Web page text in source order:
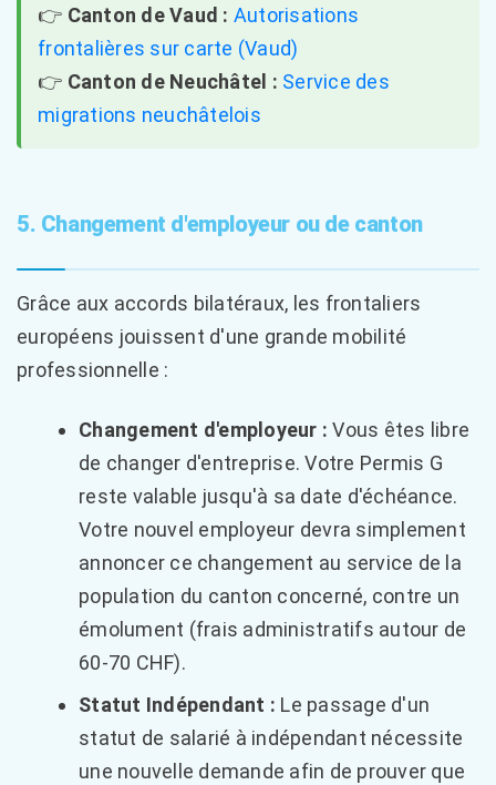
👉 Canton de Vaud : Autorisations
frontalières sur carte (Vaud)
👉 Canton de Neuchâtel : Service des
migrations neuchâtelois
5. Changement d'employeur ou de canton
Grâce aux accords bilatéraux, les frontaliers
européens jouissent d'une grande mobilité
professionnelle :
Changement d'employeur : Vous êtes libre
de changer d'entreprise. Votre Permis G
reste valable jusqu'à sa date d'échéance.
Votre nouvel employeur devra simplement
annoncer ce changement au service de la
population du canton concerné, contre un
émolument (frais administratifs autour de
60-70 CHF).
Statut Indépendant : Le passage d'un
statut de salarié à indépendant nécessite
une nouvelle demande afin de prouver que